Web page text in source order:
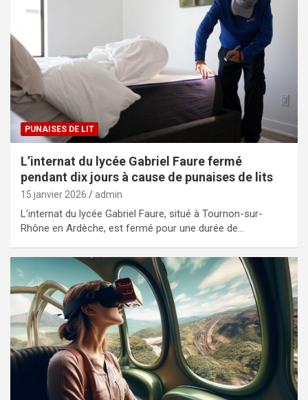
PUNAISES DE LIT
L’internat du lycée Gabriel Faure fermé
pendant dix jours à cause de punaises de lits
15 janvier 2026 admin
L’internat du lycée Gabriel Faure, situé à Tournon-sur-
Rhône en Ardèche, est fermé pour une durée de…